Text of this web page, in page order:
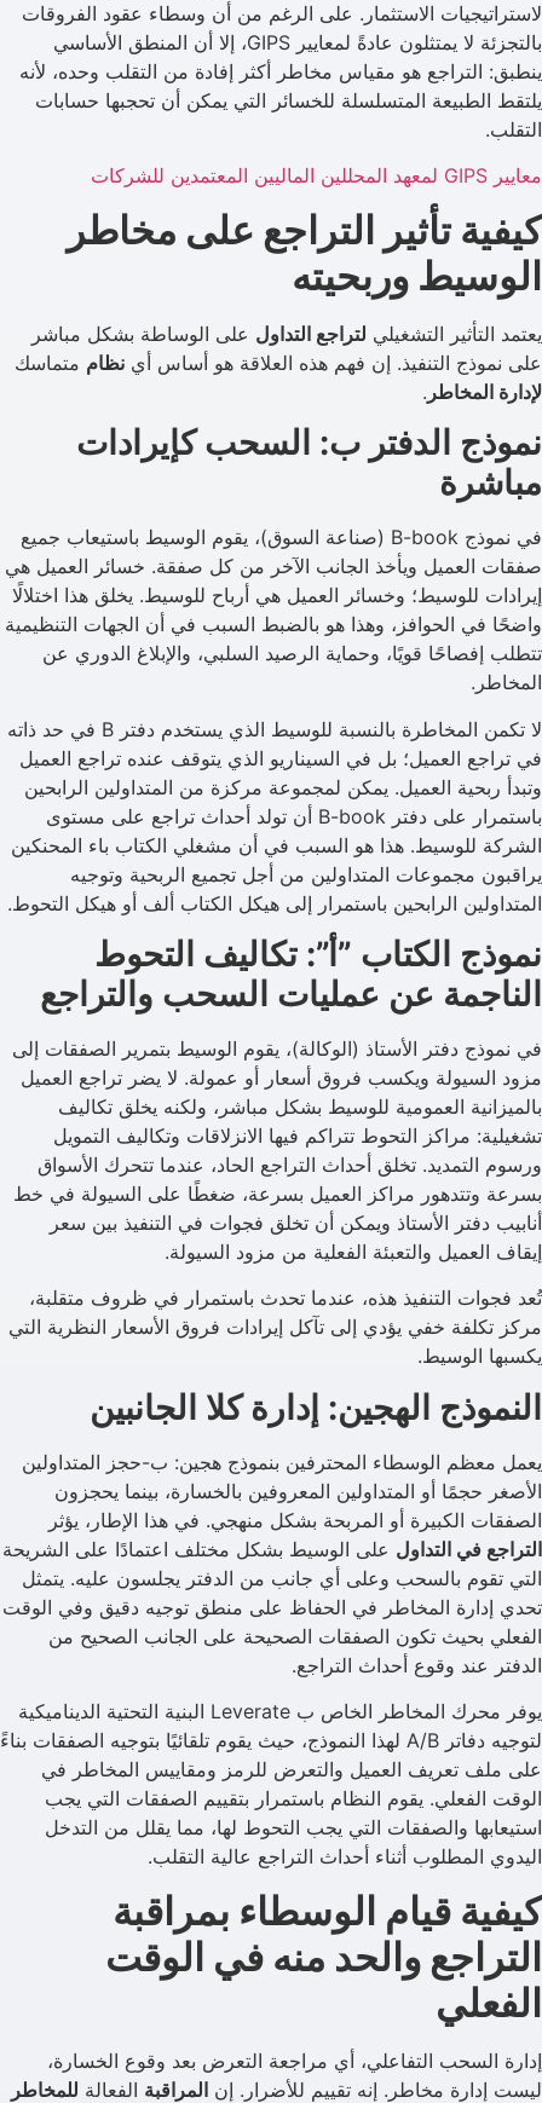
لاستراتيجيات الاستثمار. على الرغم من أن وسطاء عقود الفروقات
بالتجزئة لا يمتثلون عادةً لمعايير GIPS، إلا أن المنطق الأساسي
ينطبق: التراجع هو مقياس مخاطر أكثر إفادة من التقلب وحده، لأنه
يلتقط الطبيعة المتسلسلة للخسائر التي يمكن أن تحجبها حسابات
التقلب.
معايير GIPS لمعهد المحللين الماليين المعتمدين للشركات
كيفية تأثير التراجع على مخاطر
الوسيط وربحيته
يعتمد التأثير التشغيلي لتراجع التداول على الوساطة بشكل مباشر
على نموذج التنفيذ. إن فهم هذه العلاقة هو أساس أي نظام متماسك
لإدارة المخاطر .
نموذج الدفتر ب: السحب كإيرادات
مباشرة
في نموذج B-book (صناعة السوق)، يقوم الوسيط باستيعاب جميع
صفقات العميل ويأخذ الجانب الآخر من كل صفقة. خسائر العميل هي
إيرادات للوسيط؛ وخسائر العميل هي أرباح للوسيط. يخلق هذا اختلالًا
واضحًا في الحوافز، وهذا هو بالضبط السبب في أن الجهات التنظيمية
تتطلب إفصاحًا قويًا، وحماية الرصيد السلبي، والإبلاغ الدوري عن
المخاطر.
لا تكمن المخاطرة بالنسبة للوسيط الذي يستخدم دفتر B في حد ذاته
في تراجع العميل؛ بل في السيناريو الذي يتوقف عنده تراجع العميل
وتبدأ ربحية العميل. يمكن لمجموعة مركزة من المتداولين الرابحين
باستمرار على دفتر B-book أن تولد أحداث تراجع على مستوى
الشركة للوسيط. هذا هو السبب في أن مشغلي الكتاب باء المحنكين
يراقبون مجموعات المتداولين من أجل تجميع الربحية وتوجيه
المتداولين الرابحين باستمرار إلى هيكل الكتاب ألف أو هيكل التحوط.
نموذج الكتاب ”أ”: تكاليف التحوط
الناجمة عن عمليات السحب والتراجع
في نموذج دفتر الأستاذ (الوكالة)، يقوم الوسيط بتمرير الصفقات إلى
مزود السيولة ويكسب فروق أسعار أو عمولة. لا يضر تراجع العميل
بالميزانية العمومية للوسيط بشكل مباشر، ولكنه يخلق تكاليف
تشغيلية: مراكز التحوط تتراكم فيها الانزلاقات وتكاليف التمويل
ورسوم التمديد. تخلق أحداث التراجع الحاد، عندما تتحرك الأسواق
بسرعة وتتدهور مراكز العميل بسرعة، ضغطًا على السيولة في خط
أنابيب دفتر الأستاذ ويمكن أن تخلق فجوات في التنفيذ بين سعر
إيقاف العميل والتعبئة الفعلية من مزود السيولة.
تُعد فجوات التنفيذ هذه، عندما تحدث باستمرار في ظروف متقلبة،
مركز تكلفة خفي يؤدي إلى تآكل إيرادات فروق الأسعار النظرية التي
يكسبها الوسيط.
النموذج الهجين: إدارة كلا الجانبين
يعمل معظم الوسطاء المحترفين بنموذج هجين: ب-حجز المتداولين
الأصغر حجمًا أو المتداولين المعروفين بالخسارة، بينما يحجزون
الصفقات الكبيرة أو المربحة بشكل منهجي. في هذا الإطار، يؤثر
التراجع في التداول على الوسيط بشكل مختلف اعتمادًا على الشريحة
التي تقوم بالسحب وعلى أي جانب من الدفتر يجلسون عليه. يتمثل
تحدي إدارة المخاطر في الحفاظ على منطق توجيه دقيق وفي الوقت
الفعلي بحيث تكون الصفقات الصحيحة على الجانب الصحيح من
الدفتر عند وقوع أحداث التراجع.
يوفر محرك المخاطر الخاص ب Leverate البنية التحتية الديناميكية
لتوجيه دفاتر A/B لهذا النموذج، حيث يقوم تلقائيًا بتوجيه الصفقات بناءً
على ملف تعريف العميل والتعرض للرمز ومقاييس المخاطر في
الوقت الفعلي. يقوم النظام باستمرار بتقييم الصفقات التي يجب
استيعابها والصفقات التي يجب التحوط لها، مما يقلل من التدخل
اليدوي المطلوب أثناء أحداث التراجع عالية التقلب.
كيفية قيام الوسطاء بمراقبة
التراجع والحد منه في الوقت
الفعلي
إدارة السحب التفاعلي، أي مراجعة التعرض بعد وقوع الخسارة،
ليست إدارة مخاطر. إنه تقييم للأضرار. إن المراقبة الفعالة للمخاطر